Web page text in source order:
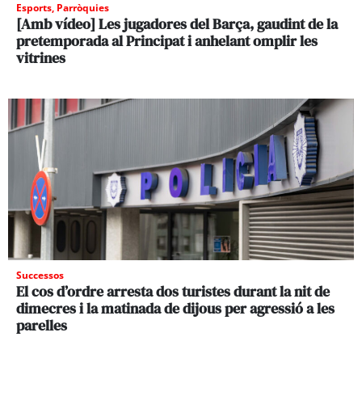
Esports, Parròquies
[Amb vídeo] Les jugadores del Barça, gaudint de la
pretemporada al Principat i anhelant omplir les
vitrines
Successos
El cos d’ordre arresta dos turistes durant la nit de
dimecres i la matinada de dijous per agressió a les
parelles